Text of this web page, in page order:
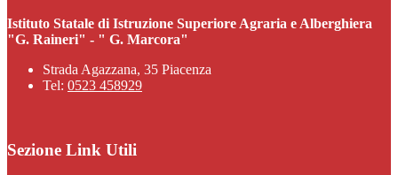
Istituto Statale di Istruzione Superiore Agraria e Alberghiera
"G. Raineri" - " G. Marcora"
Strada Agazzana, 35 Piacenza
Tel: 0523 458929
Sezione Link Utili